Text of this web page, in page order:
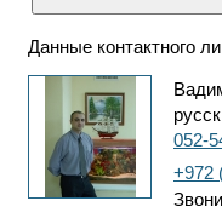
Данные контактного
052-
+972